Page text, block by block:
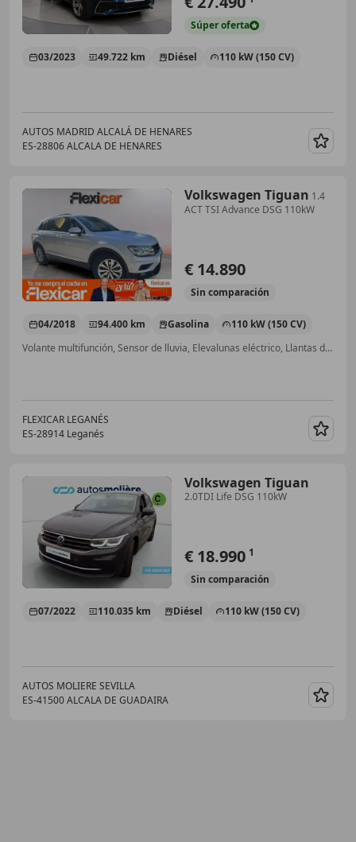
Súperoferta
03/2023 49.722 km Diésel 110 kW (150 CV)
AUTOS MADRID ALCALÁ DE HENARES
ES-28806 ALCALA DE HENARES
Volkswagen Tiguan 1.4
ACT TSI Advance DSG 110kW
€ 14.890
Sin comparación
04/2018 94.400 km Gasolina
110 kW (150 CV)
Volante multifunción, Sensor de lluvia, Elevalunas eléctrico, Llantas de aleación, Ventanas tintadas, Faros antiniebla
FLEXICAR LEGANÉS
ES-28914 Leganés
Volkswagen Tiguan
2.0TDI Life DSG 110kW
€ 18.990 1
Sin comparación
07/2022 110.035 km Diésel 110 kW (150 CV)
AUTOS MOLIERE SEVILLA
ES-41500 ALCALA DE GUADAIRA